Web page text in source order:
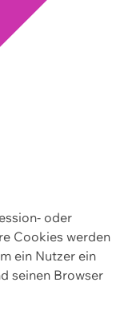
oder
Cookies werden
ein Nutzer ein
seinen Browser